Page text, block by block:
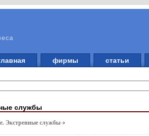
фирмы статьи
службы
Экстренные службы